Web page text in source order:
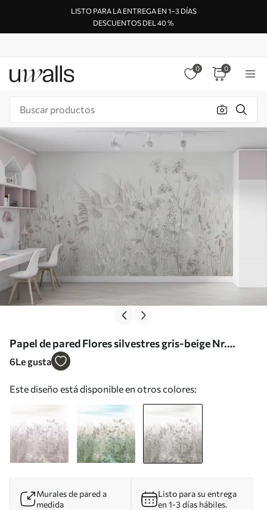
LISTO PARA LA ENTREGA EN 1–3 DÍAS
DESCUENTOS DEL 40 %
0 0
Papel de pared Flores silvestres gris-beige Nr.
u00104v2
6Le gusta
Este diseño está disponible en otros colores:
Murales de pared a
medida
Listo para su entrega
en 1-3 días hábiles.